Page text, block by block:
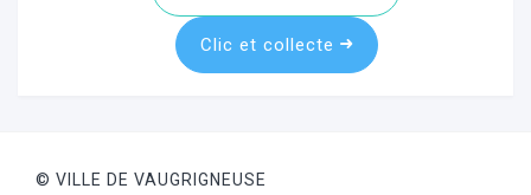
Clic et collecte
© VILLE DE VAUGRIGNEUSE